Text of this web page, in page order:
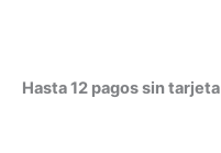
Hasta 12 pagos sin tarjeta